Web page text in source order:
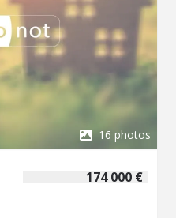
16 photos
174 000 €